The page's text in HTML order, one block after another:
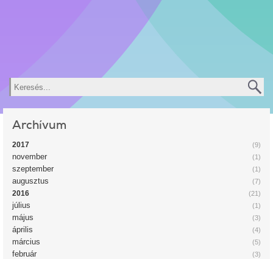
Keresés
Archívum
(9)
2017
(1)
november
(1)
szeptember
(7)
augusztus
(21)
2016
(1)
július
(3)
május
(4)
április
(5)
március
(3)
február